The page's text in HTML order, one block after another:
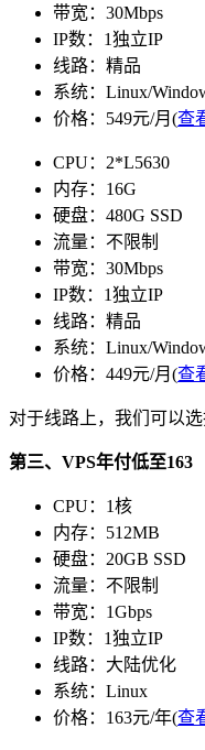
带宽：30Mbps
IP数：1独立IP
线路：精品
系统：Linux/
价格：549元/月(查
CPU：2*L5630
内存：16G
硬盘：480G SSD
流量：不限制
带宽：30Mbps
IP数：1独立IP
线路：精品
系统：Linux/
价格：449元/月(查
对于线路上，我们可以
第三、VPS年付低至163
CPU：1核
内存：512MB
硬盘：20GB SSD
流量：不限制
带宽：1Gbps
IP数：1独立IP
线路：大陆优化
系统：Linux
价格：163元/年(查